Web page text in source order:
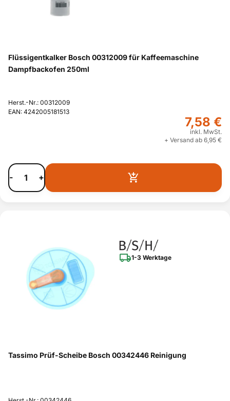
Flüssigentkalker Bosch 00312009 für Kaffeemaschine
Dampfbackofen 250ml
Herst.-Nr.: 00312009
EAN: 4242005181513
7,58 €
inkl. MwSt.
+ Versand ab 6,95 €
- +
1-3 Werktage
Tassimo Prüf-Scheibe Bosch 00342446 Reinigung